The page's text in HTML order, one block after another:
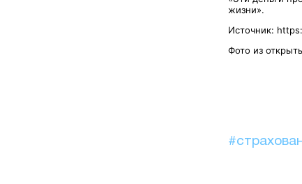
жизни».
Источник:
Фото из